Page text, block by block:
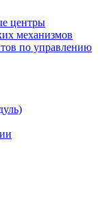
центры
механизмов
по управлению